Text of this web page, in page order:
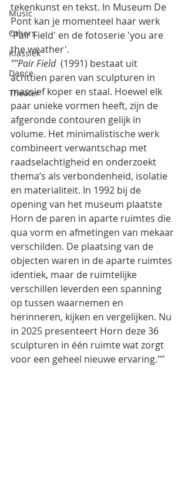
Music
Others
Klassiek
Dance
Theater
tekenkunst en tekst. In Museum De
Pont kan je momenteel haar werk
'Pair Field' en de fotoserie 'you are
the weather'.
""Pair Field (1991) bestaat uit
achttien paren van sculpturen in
massief koper en staal. Hoewel elk
paar unieke vormen heeft, zijn de
afgeronde contouren gelijk in
volume. Het minimalistische werk
combineert verwantschap met
raadselachtigheid en onderzoekt
thema’s als verbondenheid, isolatie
en materialiteit. In 1992 bij de
opening van het museum plaatste
Horn de paren in aparte ruimtes die
qua vorm en afmetingen van mekaar
verschilden. De plaatsing van de
objecten waren in de aparte ruimtes
identiek, maar de ruimtelijke
verschillen leverden een spanning
op tussen waarnemen en
herinneren, kijken en vergelijken. Nu
in 2025 presenteert Horn deze 36
sculpturen in één ruimte wat zorgt
voor een geheel nieuwe ervaring.""